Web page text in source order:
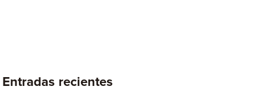
Entradas recientes